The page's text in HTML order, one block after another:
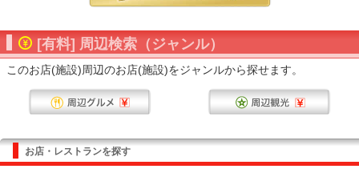
[有料] 周辺検索（ジャンル）
このお店(施設)周辺のお店(施設)をジャンルから探せます。
お店・レストランを探す